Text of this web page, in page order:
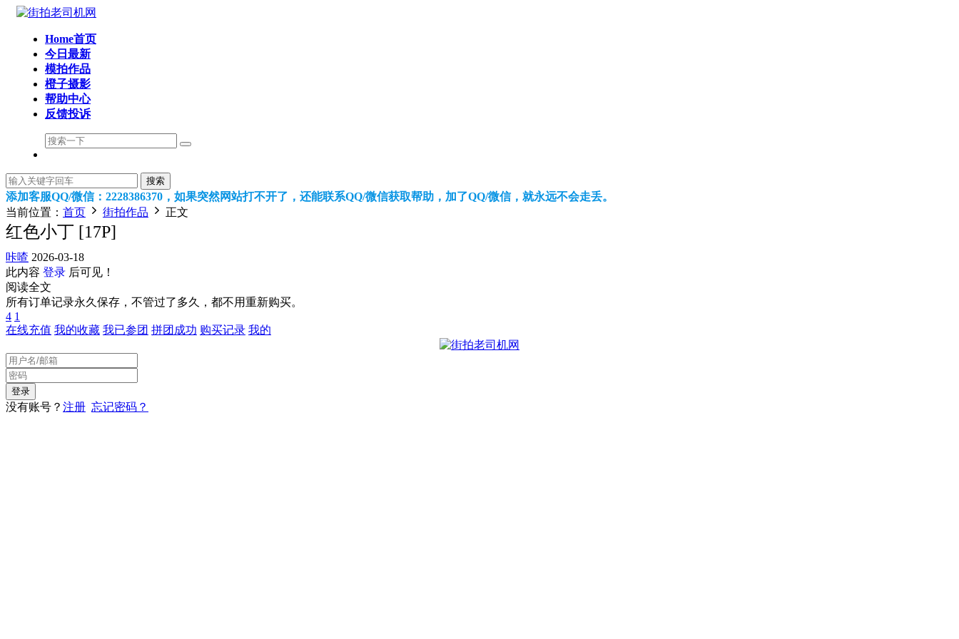
Home首页
今日最新
模拍作品
橙子摄影
帮助中心
反馈投诉
搜索
添加客服QQ/微信：2228386370，如果突然网站打不开了，还能联系QQ/微信获取帮助，加了QQ/微信，就永远不会走丢。
当前位置： 首页 街拍作品 正文
红色小丁 [17P]
咔喳 2026-03-18
此内容 登录 后可见！
阅读全文
所有订单记录永久保存，不管过了多久，都不用重新购买。
4 1
在线充值 我的收藏 我已参团 拼团成功 购买记录 我的
没有账号？ 注册 忘记密码？